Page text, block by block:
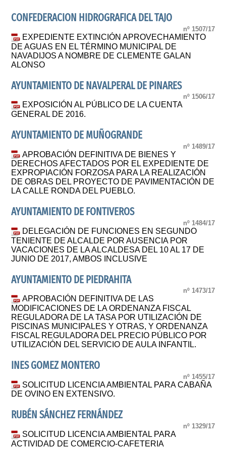
CONFEDERACION HIDROGRAFICA DEL TAJO
nº 1507/17
EXPEDIENTE EXTINCIÓN APROVECHAMIENTO
DE AGUAS EN EL TÉRMINO MUNICIPAL DE
NAVADIJOS A NOMBRE DE CLEMENTE GALAN
ALONSO
AYUNTAMIENTO DE NAVALPERAL DE PINARES
nº 1506/17
EXPOSICIÓN AL PÚBLICO DE LA CUENTA
GENERAL DE 2016.
AYUNTAMIENTO DE MUÑOGRANDE
nº 1489/17
APROBACIÓN DEFINITIVA DE BIENES Y
DERECHOS AFECTADOS POR EL EXPEDIENTE DE
EXPROPIACIÓN FORZOSA PARA LA REALIZACIÓN
DE OBRAS DEL PROYECTO DE PAVIMENTACIÓN DE
LA CALLE RONDA DEL PUEBLO.
AYUNTAMIENTO DE FONTIVEROS
nº 1484/17
DELEGACIÓN DE FUNCIONES EN SEGUNDO
TENIENTE DE ALCALDE POR AUSENCIA POR
VACACIONES DE LA ALCALDESA DEL 10 AL 17 DE
JUNIO DE 2017, AMBOS INCLUSIVE
AYUNTAMIENTO DE PIEDRAHITA
nº 1473/17
APROBACIÓN DEFINITIVA DE LAS
MODIFICACIONES DE LA ORDENANZA FISCAL
REGULADORA DE LA TASA POR UTILIZACIÓN DE
PISCINAS MUNICIPALES Y OTRAS, Y ORDENANZA
FISCAL REGULADORA DEL PRECIO PÚBLICO POR
UTILIZACIÓN DEL SERVICIO DE AULA INFANTIL.
INES GOMEZ MONTERO
nº 1455/17
SOLICITUD LICENCIA AMBIENTAL PARA CABAÑA
DE OVINO EN EXTENSIVO.
RUBÉN SÁNCHEZ FERNÁNDEZ
nº 1329/17
SOLICITUD LICENCIA AMBIENTAL PARA
ACTIVIDAD DE COMERCIO-CAFETERIA